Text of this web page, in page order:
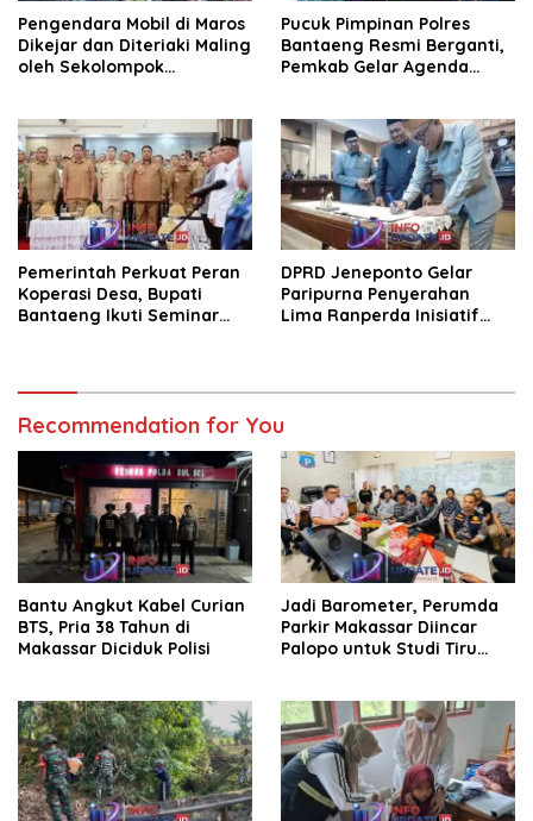
Pengendara Mobil di Maros
Dikejar dan Diteriaki Maling
oleh Sekolompok
Pucuk Pimpinan Polres
Bantaeng Resmi Berganti,
Pemkab Gelar Agenda
Pemerintah Perkuat Peran
Koperasi Desa, Bupati
Bantaeng Ikuti Seminar
DPRD Jeneponto Gelar
Paripurna Penyerahan
Lima Ranperda Inisiatif
Recommendation for You
Bantu Angkut Kabel Curian
BTS, Pria 38 Tahun di
Makassar Diciduk Polisi
Jadi Barometer, Perumda
Parkir Makassar Diincar
Palopo untuk Studi Tiru